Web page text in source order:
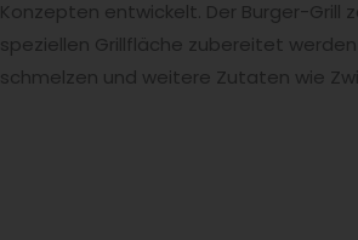
Konzepten entwickelt. Der Burger-Grill
speziellen Grillfläche zubereitet
schmelzen und weitere Zutaten wie